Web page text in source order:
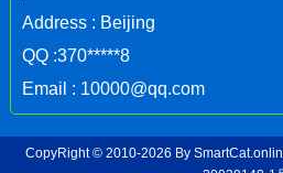
Address : Beijing
QQ :370*****8
Email : 10000@qq.com
CopyRight © 2010-2026 By